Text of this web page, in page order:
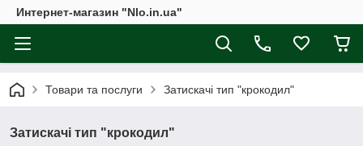
Интернет-магазин "Nlo.in.ua"
Товари та послуги Затискачі тип "крокодил"
Затискачі тип "крокодил"